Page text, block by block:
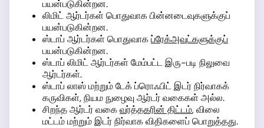
பயன்படுகின்றன.
லிமிட் ஆர்டர்கள் பொதுவாக பின்னடைவுகளுக்குப்
பயன்படுகின்றன.
ஸ்டாப் ஆர்டர்கள் பொதுவாகப்ரேக்அவுட்களுக்குப்
பயன்படுகின்றன.
ஸ்டாப் லிமிட் ஆர்டர்கள் மேம்பட்ட இரு-படி நிலுவை
ஆர்டர்கள்.
ஸ்டாப் லாஸ் மற்றும் டேக் ப்ரொஃபிட் இடர் நிர்வாகக்
கருவிகள், நியம நுழைவு ஆர்டர் வகைகள் அல்ல.
சிறந்த ஆர்டர் வகைவர்த்தகரின் திட்டம், விலை
மட்டம் மற்றும் இடர் நிர்வாக விதிகளைப் பொறுத்தது.